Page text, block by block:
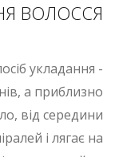
ВОЛОССЯ
укладання -
а приблизно
від середини
і лягає на